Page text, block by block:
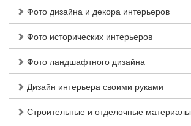
Фото дизайна и декора интерьеров
Фото исторических интерьеров
Фото ландшафтного дизайна
Дизайн интерьера своими руками
Строительные и отделочные материалы